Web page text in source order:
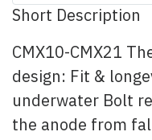
Short Description
CMX10-CMX21
design: Fit &
underwater Bolt
the anode from